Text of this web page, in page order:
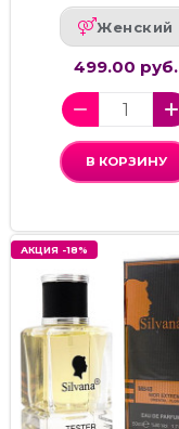
Женский
499.00 руб.
В КОРЗИНУ
АКЦИЯ -18%